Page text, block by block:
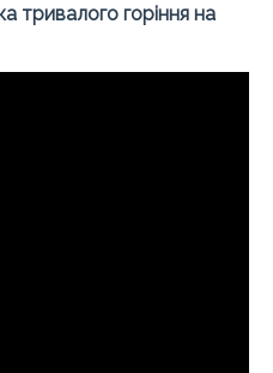
тривалого горіння на